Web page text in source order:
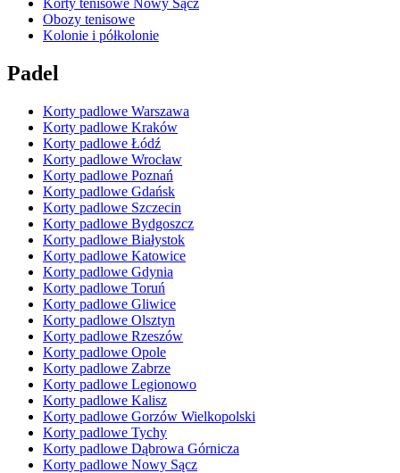
Korty tenisowe Nowy Sącz
Obozy tenisowe
Kolonie i półkolonie
Padel
Korty padlowe Warszawa
Korty padlowe Kraków
Korty padlowe Łódź
Korty padlowe Wrocław
Korty padlowe Poznań
Korty padlowe Gdańsk
Korty padlowe Szczecin
Korty padlowe Bydgoszcz
Korty padlowe Białystok
Korty padlowe Katowice
Korty padlowe Gdynia
Korty padlowe Toruń
Korty padlowe Gliwice
Korty padlowe Olsztyn
Korty padlowe Rzeszów
Korty padlowe Opole
Korty padlowe Zabrze
Korty padlowe Legionowo
Korty padlowe Kalisz
Korty padlowe Gorzów Wielkopolski
Korty padlowe Tychy
Korty padlowe Dąbrowa Górnicza
Korty padlowe Nowy Sącz